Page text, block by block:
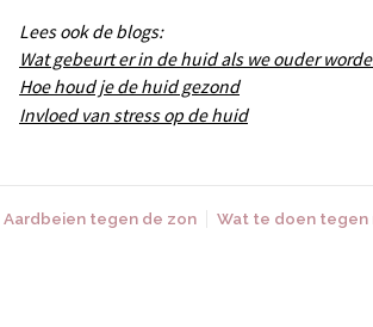
Lees ook de blogs:
Wat gebeurt er in de huid als we ouder
Hoe houd je de huid gezond
Invloed van stress op de huid
Aardbeien tegen de zon Wat te doen tegen